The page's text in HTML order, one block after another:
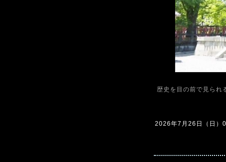
歴史を目の前で見ら
2026年7月26日（日）